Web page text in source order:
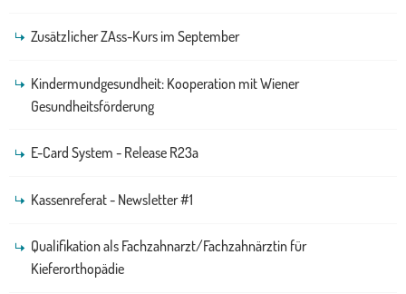
Zusätzlicher ZAss-Kurs im September
Kindermundgesundheit: Kooperation mit Wiener
Gesundheitsförderung
E-Card System - Release R23a
Kassenreferat - Newsletter #1
Qualifikation als Fachzahnarzt/Fachzahnärztin für
Kieferorthopädie